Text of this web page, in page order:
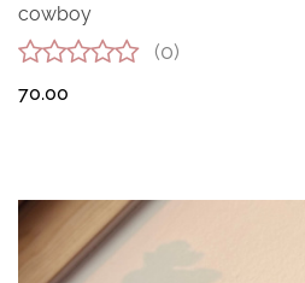
cowboy
(0)
70.00